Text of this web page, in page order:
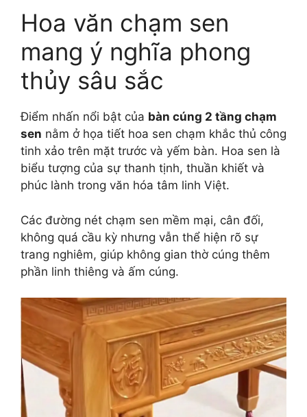
Hoa văn chạm sen
mang ý nghĩa phong
thủy sâu sắc
Điểm nhấn nổi bật của bàn cúng 2 tầng chạm
sen nằm ở họa tiết hoa sen chạm khắc thủ công
tinh xảo trên mặt trước và yếm bàn. Hoa sen là
biểu tượng của sự thanh tịnh, thuần khiết và
phúc lành trong văn hóa tâm linh Việt.
Các đường nét chạm sen mềm mại, cân đối,
không quá cầu kỳ nhưng vẫn thể hiện rõ sự
trang nghiêm, giúp không gian thờ cúng thêm
phần linh thiêng và ấm cúng.